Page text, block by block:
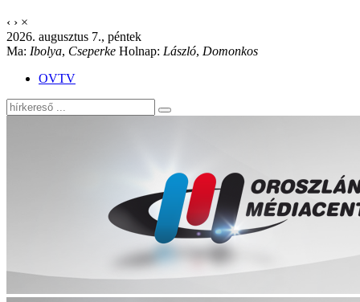
‹ › ×
2026. augusztus 7., péntek
Ma: Ibolya, Cseperke Holnap: László, Domonkos
OVTV